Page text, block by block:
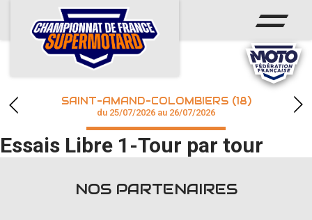
ACCUEIL
ACTUS
CALENDRIER
CHAMPIONNAT
RÉSULTATS
SAINT-AMAND-COLOMBIERS (18)
du 25/07/2026 au 26/07/2026
Essais Libre 1-Tour par tour
NOS PARTENAIRES